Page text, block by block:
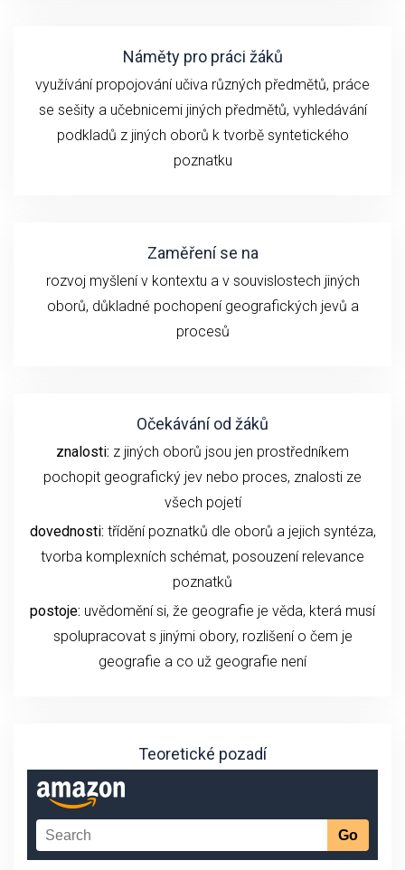
Náměty pro práci žáků
využívání propojování učiva různých předmětů, práce
se sešity a učebnicemi jiných předmětů, vyhledávání
podkladů z jiných oborů k tvorbě syntetického
poznatku
Zaměření se na
rozvoj myšlení v kontextu a v souvislostech jiných
oborů, důkladné pochopení geografických jevů a
procesů
Očekávání od žáků
znalosti: z jiných oborů jsou jen prostředníkem
pochopit geografický jev nebo proces, znalosti ze
všech pojetí
dovednosti: třídění poznatků dle oborů a jejich syntéza,
tvorba komplexních schémat, posouzení relevance
poznatků
postoje: uvědomění si, že geografie je věda, která musí
spolupracovat s jinými obory, rozlišení o čem je
geografie a co už geografie není
Teoretické pozadí